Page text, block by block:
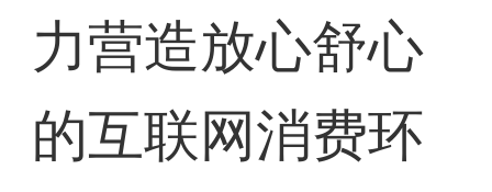
力营造放心舒心
的互联网消费环